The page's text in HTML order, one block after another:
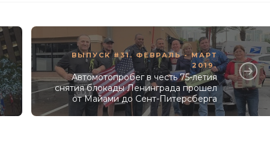
ВЫПУСК #31. ФЕВРАЛЬ - МАРТ
2019.
Автомотопробег в честь 75-летия
снятия блокады Ленинграда прошел
от Майами до Сент-Питерсберга